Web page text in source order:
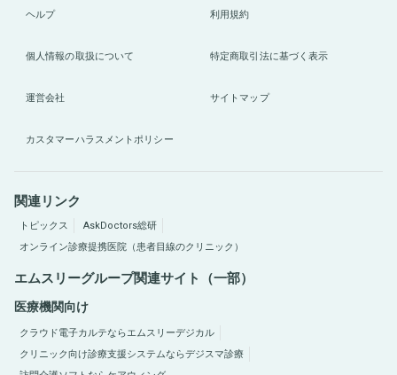
ヘルプ 利用規約
個人情報の取扱について 特定商取引法に基づく表示
運営会社 サイトマップ
カスタマーハラスメントポリシー
関連リンク
トピックス
AskDoctors総研
オンライン診療提携医院（患者目線のクリニック）
エムスリーグループ関連サイト（一部）
医療機関向け
クラウド電子カルテならエムスリーデジカル
クリニック向け診療支援システムならデジスマ診療